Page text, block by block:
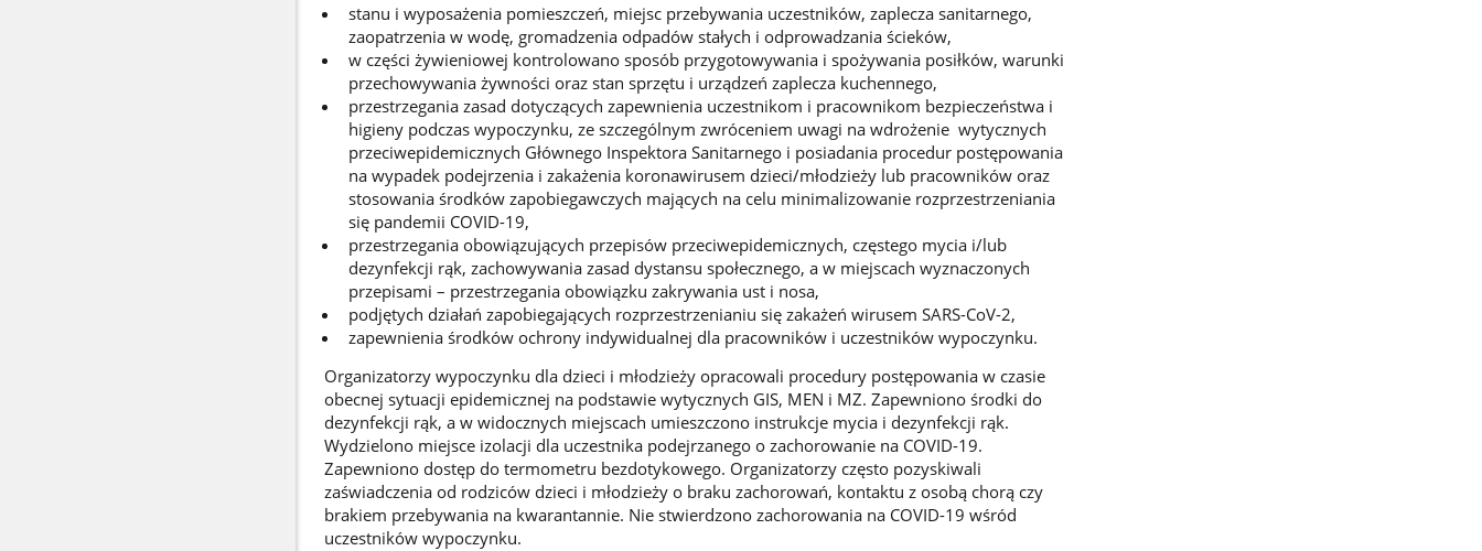
stanu i wyposażenia pomieszczeń, miejsc przebywania uczestników, zaplecza sanitarnego,
zaopatrzenia w wodę, gromadzenia odpadów stałych i odprowadzania ścieków,
w części żywieniowej kontrolowano sposób przygotowywania i spożywania posiłków, warunki
przechowywania żywności oraz stan sprzętu i urządzeń zaplecza kuchennego,
przestrzegania zasad dotyczących zapewnienia uczestnikom i pracownikom bezpieczeństwa i
higieny podczas wypoczynku, ze szczególnym zwróceniem uwagi na wdrożenie wytycznych
przeciwepidemicznych Głównego Inspektora Sanitarnego i posiadania procedur postępowania
na wypadek podejrzenia i zakażenia koronawirusem dzieci/młodzieży lub pracowników oraz
stosowania środków zapobiegawczych mających na celu minimalizowanie rozprzestrzeniania
się pandemii COVID-19,
przestrzegania obowiązujących przepisów przeciwepidemicznych, częstego mycia i/lub
dezynfekcji rąk, zachowywania zasad dystansu społecznego, a w miejscach wyznaczonych
przepisami – przestrzegania obowiązku zakrywania ust i nosa,
podjętych działań zapobiegających rozprzestrzenianiu się zakażeń wirusem SARS-CoV-2,
zapewnienia środków ochrony indywidualnej dla pracowników i uczestników wypoczynku.
Organizatorzy wypoczynku dla dzieci i młodzieży opracowali procedury postępowania w czasie
obecnej sytuacji epidemicznej na podstawie wytycznych GIS, MEN i MZ. Zapewniono środki do
dezynfekcji rąk, a w widocznych miejscach umieszczono instrukcje mycia i dezynfekcji rąk.
Wydzielono miejsce izolacji dla uczestnika podejrzanego o zachorowanie na COVID-19.
Zapewniono dostęp do termometru bezdotykowego. Organizatorzy często pozyskiwali
zaświadczenia od rodziców dzieci i młodzieży o braku zachorowań, kontaktu z osobą chorą czy
brakiem przebywania na kwarantannie. Nie stwierdzono zachorowania na COVID-19 wśród
uczestników wypoczynku.